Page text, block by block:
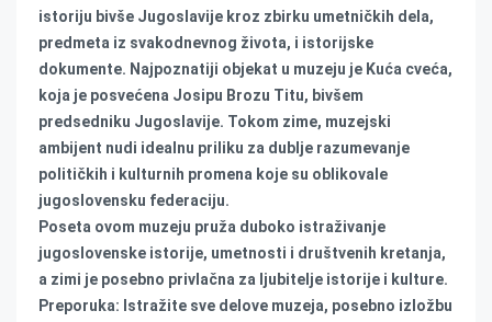
istoriju bivše Jugoslavije kroz zbirku umetničkih dela,
predmeta iz svakodnevnog života, i istorijske
dokumente. Najpoznatiji objekat u muzeju je Kuća cveća,
koja je posvećena Josipu Brozu Titu, bivšem
predsedniku Jugoslavije. Tokom zime, muzejski
ambijent nudi idealnu priliku za dublje razumevanje
političkih i kulturnih promena koje su oblikovale
jugoslovensku federaciju.
Poseta ovom muzeju pruža duboko istraživanje
jugoslovenske istorije, umetnosti i društvenih kretanja,
a zimi je posebno privlačna za ljubitelje istorije i kulture.
Preporuka: Istražite sve delove muzeja, posebno izložbu